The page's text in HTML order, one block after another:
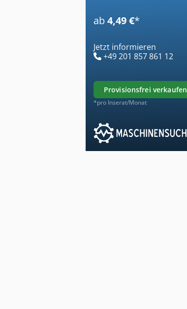
ab 4,49 €*
Jetzt informieren
+49 201 857 861 12
provisionsfrei verkaufen
*pro Inserat/Monat